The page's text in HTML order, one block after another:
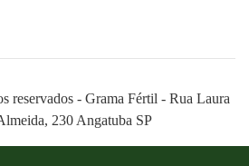
reservados - Grama Fértil - Rua Laura
230 Angatuba SP